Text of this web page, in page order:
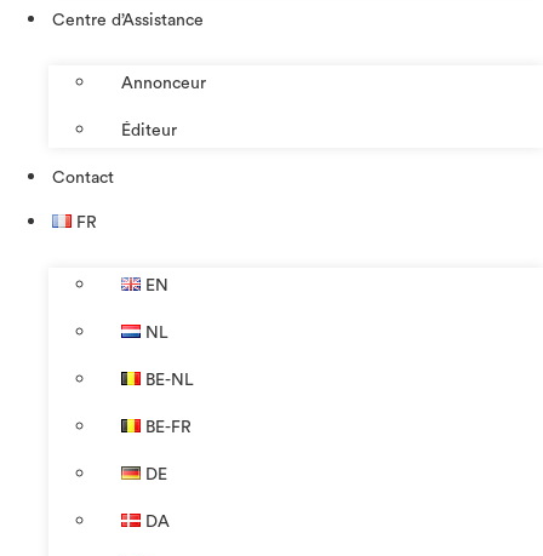
Centre d’Assistance
Annonceur
Éditeur
Contact
FR
EN
NL
BE-NL
BE-FR
DE
DA